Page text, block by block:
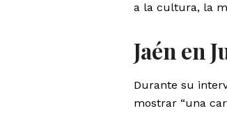
a la cultura, la
Jaén en
Durante su
mostrar “una